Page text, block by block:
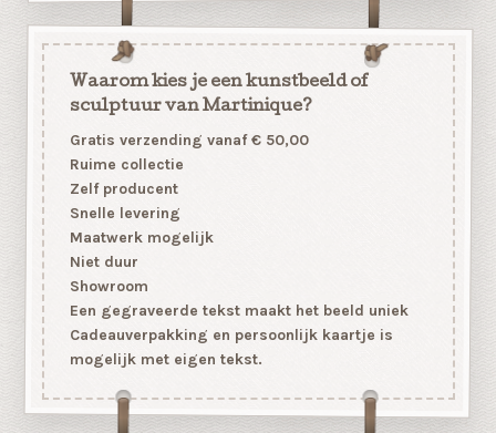
Waarom kies je een kunstbeeld of
sculptuur van Martinique?
Gratis verzending vanaf € 50,00
Ruime collectie
Zelf producent
Snelle levering
Maatwerk mogelijk
Niet duur
Showroom
Een gegraveerde tekst maakt het beeld uniek
Cadeauverpakking en persoonlijk kaartje is
mogelijk met eigen tekst.